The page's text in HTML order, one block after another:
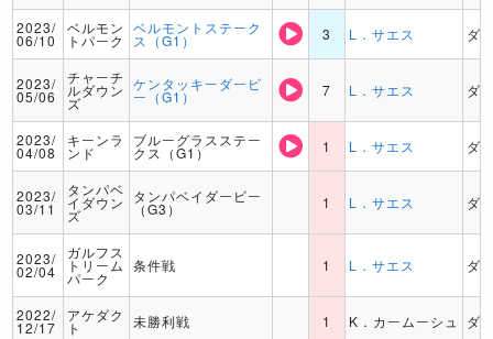
2023/
06/10
ベルモン
トパーク
ベルモントステーク
ス（G1） 3 L．サエス ダ
2023/
05/06
チャーチ
ルダウン
ズ
ケンタッキーダービ
ー（G1） 7 L．サエス ダ
2023/
04/08
キーンラ
ンド
ブルーグラスステー
クス（G1） 1 L．サエス ダ
2023/
03/11
タンパベ
イダウン
ズ
タンパベイダービー
（G3） 1 L．サエス ダ
2023/
02/04
ガルフス
トリーム
パーク
条件戦 1 L．サエス ダ
2022/
12/17
アケダク
ト 未勝利戦 1 K．カームーシュ ダ